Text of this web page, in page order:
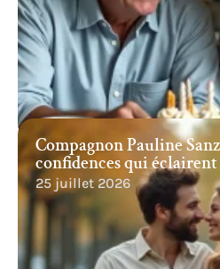
Compagnon Pauline
confidences qui
25 juillet 2026